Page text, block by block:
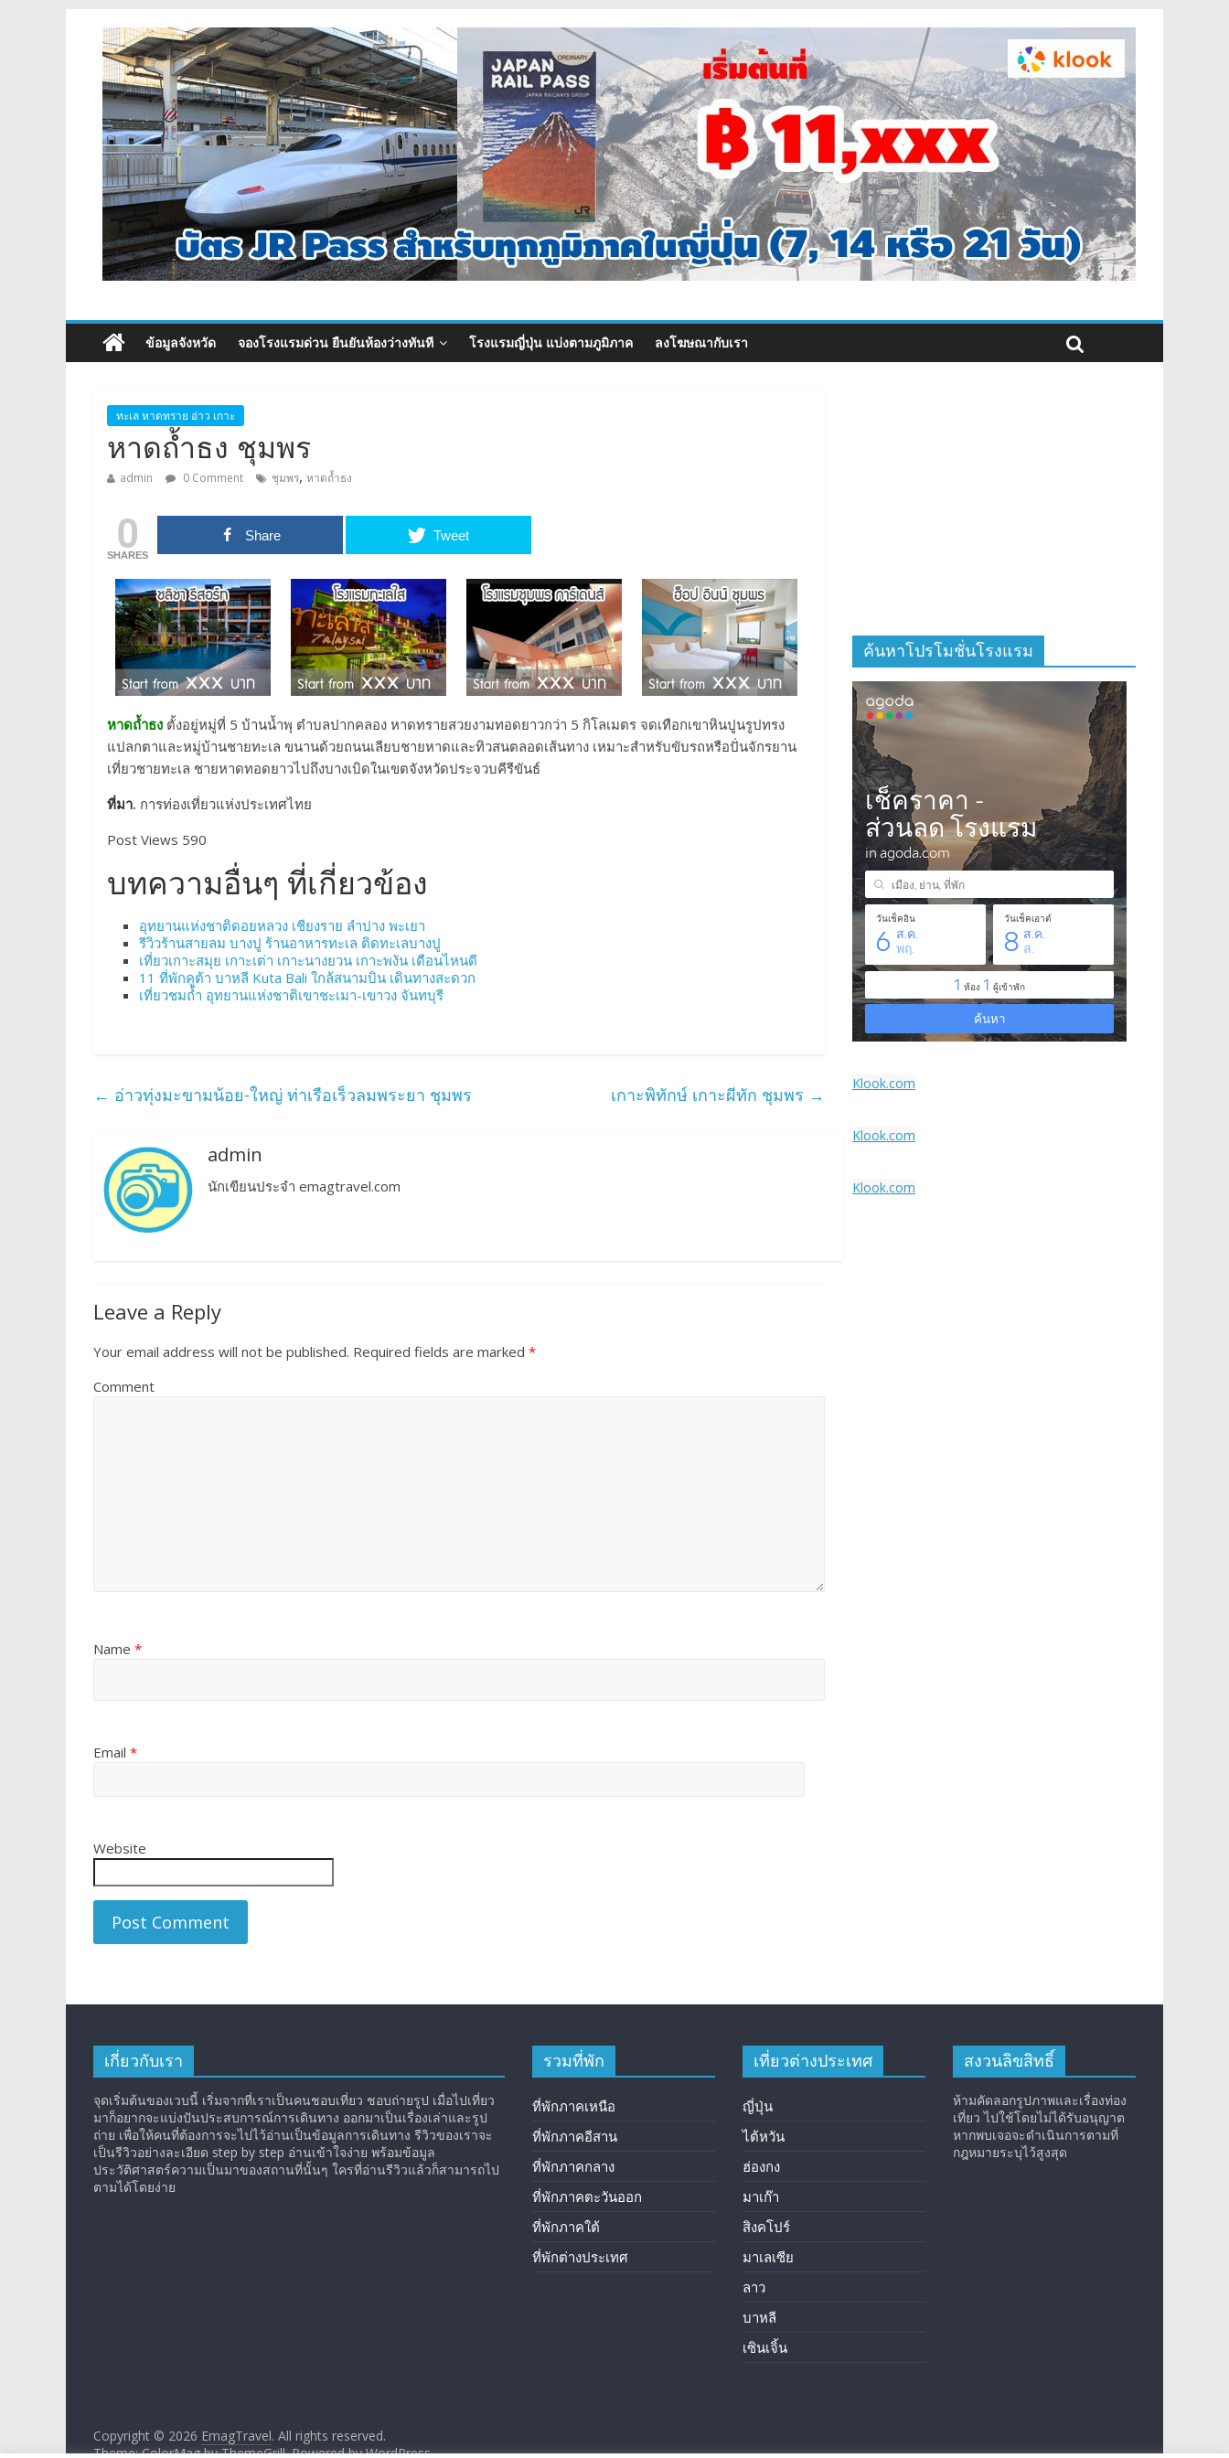
ข้อมูลจังหวัด จองโรงแรมด่วน ยืนยันห้องว่างทันที โรงแรมญี่ปุ่น แบ่งตามภูมิภาค ลงโฆษณากับเรา
ทะเล หาดทราย อ่าว เกาะ
หาดถ้ำธง ชุมพร
admin 0 Comment ชุมพร, หาดถ้ำธง
0
SHARES
Share Tweet
หาดถ้ำธง ตั้งอยู่หมู่ที่ 5 บ้านน้ำพุ ตำบลปากคลอง หาดทรายสวยงามทอดยาวกว่า 5 กิโลเมตร จดเทือกเขาหินปูนรูปทรง
แปลกตาและหมู่บ้านชายทะเล ขนานด้วยถนนเลียบชายหาดและทิวสนตลอดเส้นทาง เหมาะสำหรับขับรถหรือปั่นจักรยาน
เที่ยวชายทะเล ชายหาดทอดยาวไปถึงบางเบิดในเขตจังหวัดประจวบคีรีขันธ์
ที่มา. การท่องเที่ยวแห่งประเทศไทย
Post Views 590
บทความอื่นๆ ที่เกี่ยวข้อง
อุทยานแห่งชาติดอยหลวง เชียงราย ลำปาง พะเยา
รีวิวร้านสายลม บางปู ร้านอาหารทะเล ติดทะเลบางปู
เที่ยวเกาะสมุย เกาะเต่า เกาะนางยวน เกาะพงัน เดือนไหนดี
11 ที่พักคูต้า บาหลี Kuta Bali ใกล้สนามบิน เดินทางสะดวก
เที่ยวชมถ้ำ อุทยานแห่งชาติเขาชะเมา-เขาวง จันทบุรี
← อ่าวทุ่งมะขามน้อย-ใหญ่ ท่าเรือเร็วลมพระยา ชุมพร เกาะพิทักษ์ เกาะผีทัก ชุมพร →
admin
นักเขียนประจำ emagtravel.com
Leave a Reply
Your email address will not be published. Required fields are marked *
Comment
Name *
Email *
Website
ค้นหาโปรโมชั่นโรงแรม
Klook.com
Klook.com
Klook.com
เกี่ยวกับเรา
จุดเริ่มต้นของเวบนี้ เริ่มจากที่เราเป็นคนชอบเที่ยว ชอบถ่ายรูป เมื่อไปเที่ยว
มาก็อยากจะแบ่งปันประสบการณ์การเดินทาง ออกมาเป็นเรื่องเล่าและรูป
ถ่าย เพื่อให้คนที่ต้องการจะไปไว้อ่านเป็นข้อมูลการเดินทาง รีวิวของเราจะ
เป็นรีวิวอย่างละเอียด step by step อ่านเข้าใจง่าย พร้อมข้อมูล
ประวัติศาสตร์ความเป็นมาของสถานที่นั้นๆ ใครที่อ่านรีวิวแล้วก็สามารถไป
ตามได้โดยง่าย
รวมที่พัก
ที่พักภาคเหนือ
ที่พักภาคอีสาน
ที่พักภาคกลาง
ที่พักภาคตะวันออก
ที่พักภาคใต้
ที่พักต่างประเทศ
เที่ยวต่างประเทศ
ญี่ปุ่น
ไต้หวัน
ฮ่องกง
มาเก๊า
สิงคโปร์
มาเลเซีย
ลาว
บาหลี
เซินเจิ้น
สงวนลิขสิทธิ์
ห้ามคัดลอกรูปภาพและเรื่องท่อง
เที่ยว ไปใช้โดยไม่ได้รับอนุญาต
หากพบเจอจะดำเนินการตามที่
กฎหมายระบุไว้สูงสุด
Copyright © 2026 EmagTravel. All rights reserved.
Theme: ColorMag byThemeGrill. Powered byWordPress.